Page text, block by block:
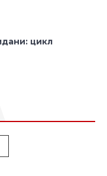
цикл